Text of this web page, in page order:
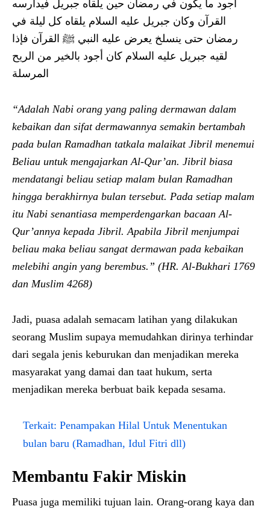
أجود ما يكون في رمضان حين يلقاه جبريل فيدارسه
القرآن وكان جبريل عليه السلام يلقاه كل ليلة في
رمضان حتى ينسلخ يعرض عليه النبي ﷺ القرآن فإذا
لقيه جبريل عليه السلام كان أجود بالخير من الريح
المرسلة
“Adalah Nabi orang yang paling dermawan dalam
kebaikan dan sifat dermawannya semakin bertambah
pada bulan Ramadhan tatkala malaikat Jibril menemui
Beliau untuk mengajarkan Al-Qur’an. Jibril biasa
mendatangi beliau setiap malam bulan Ramadhan
hingga berakhirnya bulan tersebut. Pada setiap malam
itu Nabi senantiasa memperdengarkan bacaan Al-
Qur’annya kepada Jibril. Apabila Jibril menjumpai
beliau maka beliau sangat dermawan pada kebaikan
melebihi angin yang berembus.” (HR. Al-Bukhari 1769
dan Muslim 4268)
Jadi, puasa adalah semacam latihan yang dilakukan
seorang Muslim supaya memudahkan dirinya terhindar
dari segala jenis keburukan dan menjadikan mereka
masyarakat yang damai dan taat hukum, serta
menjadikan mereka berbuat baik kepada sesama.
Terkait: Penampakan Hilal Untuk Menentukan
bulan baru (Ramadhan, Idul Fitri dll)
Membantu Fakir Miskin
Puasa juga memiliki tujuan lain. Orang-orang kaya dan